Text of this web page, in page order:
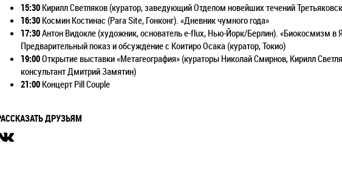
15:30 Кирилл Светляков (куратор, заведующий Отделом новейших течений
16:30 Космин Костинас (Para Site, Гонконг). «Дневник чумного года»
17:30Антон Видокле (художник, основатель e-flux, Нью-Йорк/Берлин). «Биокосмизм в
Предварительный показ и обсуждение с Коитиро Осака (куратор, Токио)
19:00Открытие выставки «Метагеография» (кураторы Николай Смирнов, Кирилл
консультант Дмитрий Замятин)
21:00 Концерт Pill Couple
ДРУЗЬЯМ